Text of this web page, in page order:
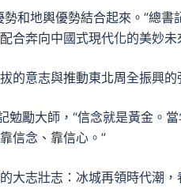
和地輿優勢結合起來。”總
合奔向中國式現代化的美妙未
的意志與推動東北周全振興
勉勵大師，“信念就是黃金。
信念、靠信心。”
大志壯志：冰城再領時代潮，